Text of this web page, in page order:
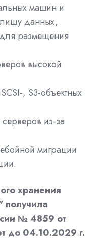
машин и
данных,
размещения
высокой
, S3-объектных
из-за
миграции
хранения
№ 4859 от
до 04.10.2029 г.